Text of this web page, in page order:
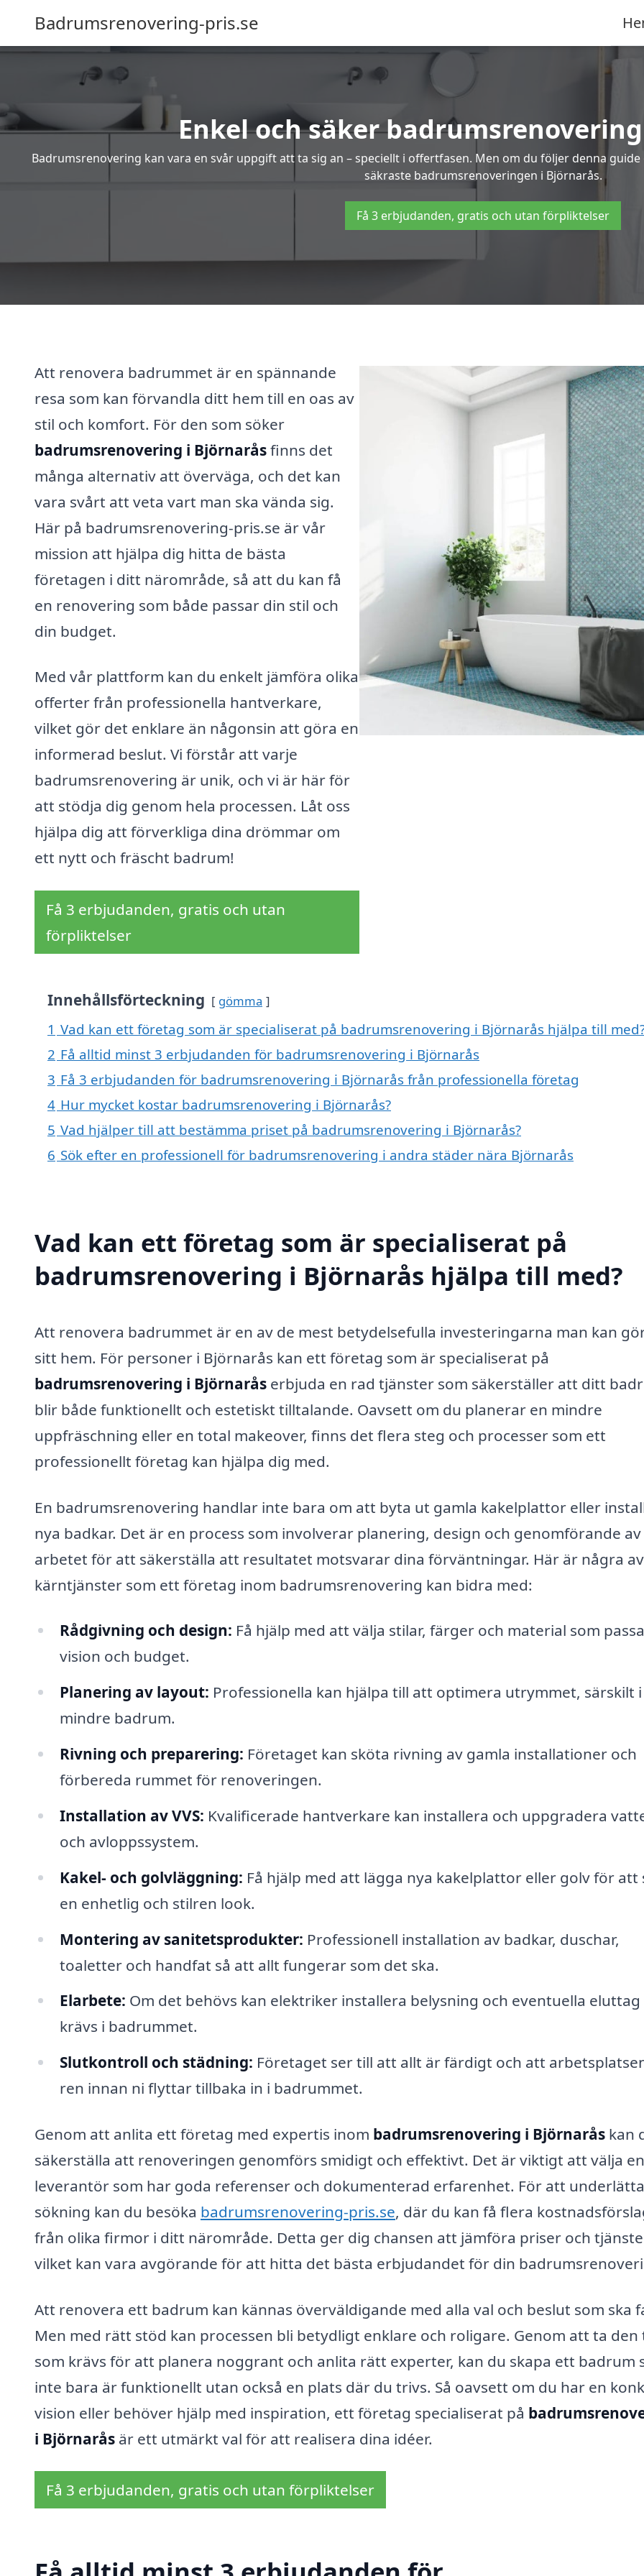
Badrumsrenovering-pris.se
Enkel och säker
Badrumsrenovering kan vara en svår uppgift att ta sig an – speciellt i offertfasen. Men om du följer denna
säkraste badrumsrenoveringen i Björnarås.
Få 3 erbjudanden, gratis och utan förpliktelser
Att renovera badrummet är en spännande
resa som kan förvandla ditt hem till en oas av
stil och komfort. För den som söker
badrumsrenovering i Björnaråsfinns det
många alternativ att överväga, och det kan
vara svårt att veta vart man ska vända sig.
Här på badrumsrenovering-pris.se är vår
mission att hjälpa dig hitta de bästa
företagen i ditt närområde, så att du kan få
en renovering som både passar din stil och
din budget.
Med vår plattform kan du enkelt jämföra olika
offerter från professionella hantverkare,
vilket gör det enklare än någonsin att göra en
informerad beslut. Vi förstår att varje
badrumsrenovering är unik, och vi är här för
att stödja dig genom hela processen. Låt oss
hjälpa dig att förverkliga dina drömmar om
ett nytt och fräscht badrum!
Få 3 erbjudanden, gratis och utan
förpliktelser
Innehållsförteckning gömma
1 Vad kan ett företag som är specialiserat på badrumsrenovering i Björnarås hjälpa till
2 Få alltid minst 3 erbjudanden för badrumsrenovering i Björnarås
3 Få 3 erbjudanden för badrumsrenovering i Björnarås från professionella företag
4 Hur mycket kostar badrumsrenovering i Björnarås?
5 Vad hjälper till att bestämma priset på badrumsrenovering i Björnarås?
6 Sök efter en professionell för badrumsrenovering i andra städer nära Björnarås
Vad kan ett företag som är specialiserat på
badrumsrenovering i Björnarås hjälpa till med?
Att renovera badrummet är en av de mest betydelsefulla investeringarna man kan
sitt hem. För personer i Björnarås kan ett företag som är specialiserat på
badrumsrenovering i Björnarås erbjuda en rad tjänster som säkerställer att ditt
blir både funktionellt och estetiskt tilltalande. Oavsett om du planerar en mindre
uppfräschning eller en total makeover, finns det flera steg och processer som ett
professionellt företag kan hjälpa dig med.
En badrumsrenovering handlar inte bara om att byta ut gamla kakelplattor eller
nya badkar. Det är en process som involverar planering, design och genomförande av
arbetet för att säkerställa att resultatet motsvarar dina förväntningar. Här är några
kärntjänster som ett företag inom badrumsrenovering kan bidra med:
Rådgivning och design: Få hjälp med att välja stilar, färger och material som
vision och budget.
Planering av layout: Professionella kan hjälpa till att optimera utrymmet, särskilt i
mindre badrum.
Rivning och preparering: Företaget kan sköta rivning av gamla installationer och
förbereda rummet för renoveringen.
Installation av VVS: Kvalificerade hantverkare kan installera och uppgradera
och avloppssystem.
Kakel- och golvläggning: Få hjälp med att lägga nya kakelplattor eller golv för att
en enhetlig och stilren look.
Montering av sanitetsprodukter: Professionell installation av badkar, duschar,
toaletter och handfat så att allt fungerar som det ska.
Elarbete: Om det behövs kan elektriker installera belysning och eventuella eluttag
krävs i badrummet.
Slutkontroll och städning: Företaget ser till att allt är färdigt och att
ren innan ni flyttar tillbaka in i badrummet.
Genom att anlita ett företag med expertis inom badrumsrenovering i Björnarås kan
säkerställa att renoveringen genomförs smidigt och effektivt. Det är viktigt att välja en
leverantör som har goda referenser och dokumenterad erfarenhet. För att
sökning kan du besöka badrumsrenovering-pris.se, där du kan få flera
från olika firmor i ditt närområde. Detta ger dig chansen att jämföra priser och
vilket kan vara avgörande för att hitta det bästa erbjudandet för din
Att renovera ett badrum kan kännas överväldigande med alla val och beslut som ska
Men med rätt stöd kan processen bli betydligt enklare och roligare. Genom att ta den
som krävs för att planera noggrant och anlita rätt experter, kan du skapa ett badrum
inte bara är funktionellt utan också en plats där du trivs. Så oavsett om du har en
vision eller behöver hjälp med inspiration, ett företag specialiserat på
i Björnarås är ett utmärkt val för att realisera dina idéer.
Få 3 erbjudanden, gratis och utan förpliktelser